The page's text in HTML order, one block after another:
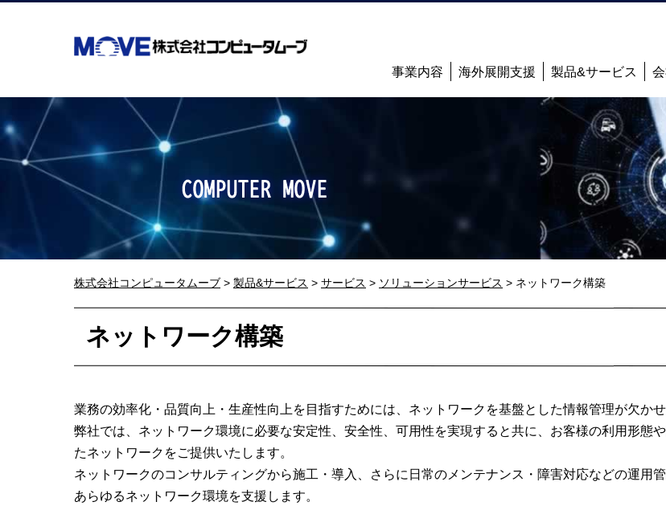
事業内容 海外展開支援 製品&サービス
株式会社コンピュータムーブ > 製品&サービス > サービス > ソリューションサービス > ネットワーク構築
ネットワーク構築
業務の効率化・品質向上・生産性向上を目指すためには、ネットワークを基盤とした情報管理が欠かせ
弊社では、ネットワーク環境に必要な安定性、安全性、可用性を実現すると共に、お客様の利用形態
たネットワークをご提供いたします。
ネットワークのコンサルティングから施工・導入、さらに日常のメンテナンス・障害対応などの運用
あらゆるネットワーク環境を支援します。